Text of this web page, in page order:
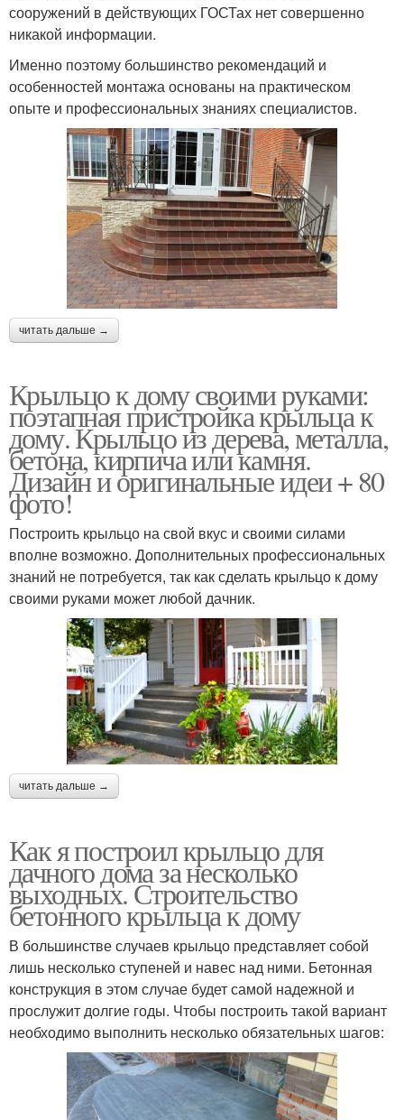
сооружений в действующих ГОСТах нет совершенно
никакой информации.
Именно поэтому большинство рекомендаций и
особенностей монтажа основаны на практическом
опыте и профессиональных знаниях специалистов.
читать дальше →
Крыльцо к дому своими руками:
поэтапная пристройка крыльца к
дому. Крыльцо из дерева, металла,
бетона, кирпича или камня.
Дизайн и оригинальные идеи + 80
фото!
Построить крыльцо на свой вкус и своими силами
вполне возможно. Дополнительных профессиональных
знаний не потребуется, так как сделать крыльцо к дому
своими руками может любой дачник.
читать дальше →
Как я построил крыльцо для
дачного дома за несколько
выходных. Строительство
бетонного крыльца к дому
В большинстве случаев крыльцо представляет собой
лишь несколько ступеней и навес над ними. Бетонная
конструкция в этом случае будет самой надежной и
прослужит долгие годы. Чтобы построить такой вариант
необходимо выполнить несколько обязательных шагов: